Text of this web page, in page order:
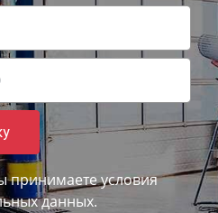
принимаетеусловия
данных.